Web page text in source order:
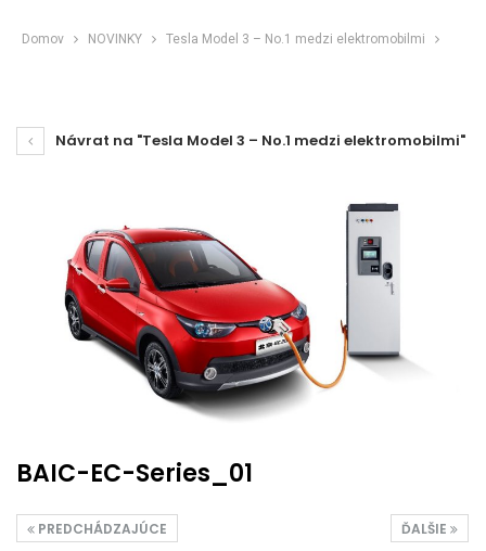
Domov NOVINKY Tesla Model 3 – No.1 medzi elektromobilmi
Návrat na "Tesla Model 3 – No.1 medzi elektromobilmi"
BAIC-EC-Series_01
ĎALŠIE
PREDCHÁDZAJÚCE